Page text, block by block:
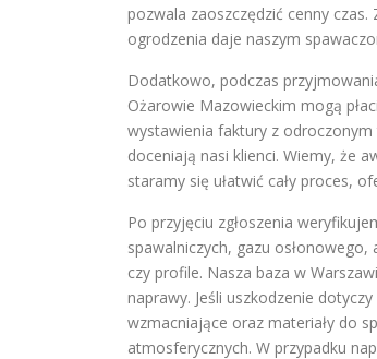
pozwala zaoszczędzić cenny
ogrodzenia daje naszym
Dodatkowo, podczas
Ożarowie Mazowieckim mogą
wystawienia faktury z
doceniają nasi klienci. Wiemy, że
staramy się ułatwić cały proces,
Po przyjęciu zgłoszenia
spawalniczych, gazu
czy profile. Nasza baza w
naprawy. Jeśli uszkodzenie
wzmacniające oraz materiały do
atmosferycznych. W przypadku